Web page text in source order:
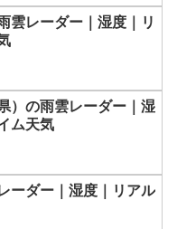
雲レーダー｜湿度｜リ
）の雨雲レーダー｜湿
ム天気
ーダー｜湿度｜リアル